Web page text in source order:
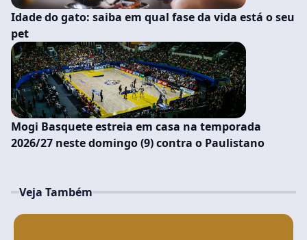
Idade do gato: saiba em qual fase da vida está o seu
pet
Mogi Basquete estreia em casa na temporada
2026/27 neste domingo (9) contra o Paulistano
Veja Também